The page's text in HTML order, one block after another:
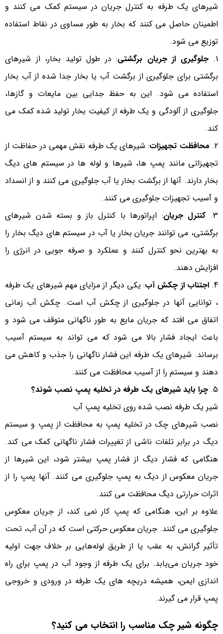
شیرهای یک طرفه به کنترل جریان در سیستم کمک می کنند و
اطمینان حاصل می کنند که بخار به طور مساوی در نقاط استفاده
توزیع می شود.
جلوگیری از جریان برگشتی: در طول تولید بخار، از شیرهای
برگشتی برای جلوگیری از برگشت آب یا بخار جدا شده از آب بخار
استفاده می شود. این به حفظ جدایی بین مایعات و گازها،
جلوگیری از آلودگی و یک طرفه از کیفیت بخار تولید شده کمک می
کند.
محافظت تجهیزات: شیرهای یک طرفه نقش مهمی در حفاظت از
تجهیزاتی مانند پمپ ها، شیرها و لوله ها در سیستم های دیگ
بخار دارند. آنها از برگشت بخار یا آب جلوگیری می کنند و از انسداد
و آسیب تجهیزات جلوگیری می کنند.
کنترل جریان: اپراتورها با کنترل باز و بسته شدن شیرهای
برگشتی، می توانند جریان بخار یا آب در سیستم های دیگ بخار را
به بهترین نحو کنترل کنند و عملکرد و صرفه جویی در انرژی را
افزایش دهند.
اجتناب از چکش آب: یکی دیگر از مزایای مهم شیرهای یک طرفه
، توانایی آنها در جلوگیری از چکش آب است. چکش آب زمانی
اتفاق می افتد که جریان مایع به طور ناگهانی متوقف می شود و
باعث ایجاد فشار بالا می شود که می تواند به سیستم آسیب
برساند. شیرهای یک طرفه این فشار ناگهانی را جذب و کاهش می
دهند و سیستم را از آسیب محافظت می کنند.
چرا باید شیرهای یک طرفه در تخلیه پمپ نصب شوند؟
شیر یک طرفه نصب شده روی تخلیه پمپ آب
نصب شیرهای چک در تخلیه پمپ به محافظت از پمپ و سیستم
دیگ در برابر تلفات ناشی از تغییرات فشار ناگهانی کمک می کند.
هنگامی که فشار دیگ از فشار پمپ بیشتر شود، این شیرها از
جریان معکوس از دیگ به پمپ جلوگیری می کنند. آنها پمپ را از
اثرات حرارتی دیگ محافظت می کنند.
علاوه بر این، هنگامی که پمپ کار نمی کند، از جریان معکوس
جلوگیری می کنند. جریان معکوس حرکتی است که در آن آب، تحت
تأثیر گرانش، به عقب یا از طریق لوله‌هایی بر خلاف جهت اولیه
خود جریان می‌یابد. برای یک طرفه از وجود آب در پمپ برای راه
اندازی ایمن، همیشه دریچه های یک طرفه در ورودی و خروجی
پمپ قرار می گیرند.
چگونه شیر چک مناسب را انتخاب می کنید؟